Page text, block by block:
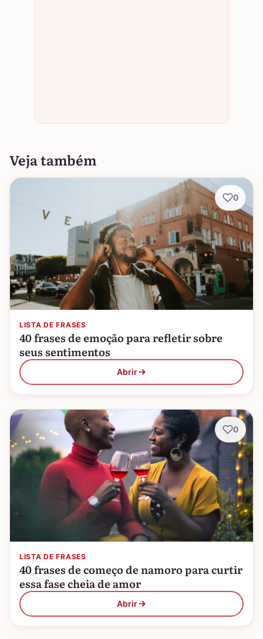
Veja também
LISTA DE FRASES
40 frases de emoção para refletir sobre
seus sentimentos
Abrir
0
LISTA DE FRASES
40 frases de começo de namoro para curtir
essa fase cheia de amor
Abrir
0